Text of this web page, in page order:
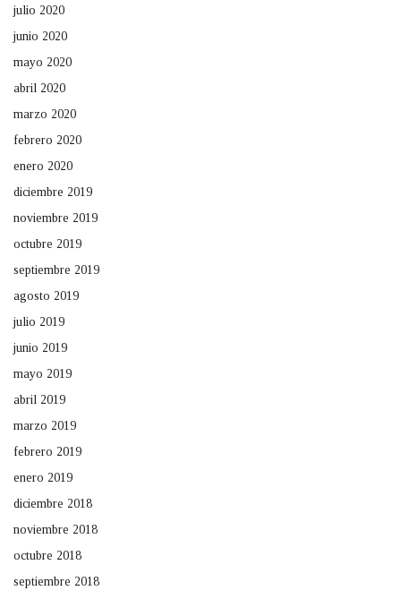
julio 2020
junio 2020
mayo 2020
abril 2020
marzo 2020
febrero 2020
enero 2020
diciembre 2019
noviembre 2019
octubre 2019
septiembre 2019
agosto 2019
julio 2019
junio 2019
mayo 2019
abril 2019
marzo 2019
febrero 2019
enero 2019
diciembre 2018
noviembre 2018
octubre 2018
septiembre 2018